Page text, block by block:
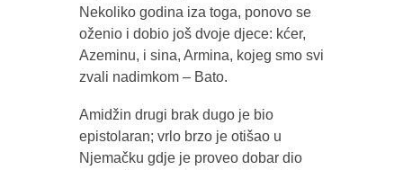
Nekoliko godina iza toga, ponovo se
oženio i dobio još dvoje djece: kćer,
Azeminu, i sina, Armina, kojeg smo svi
zvali nadimkom – Bato.
Amidžin drugi brak dugo je bio
epistolaran; vrlo brzo je otišao u
Njemačku gdje je proveo dobar dio